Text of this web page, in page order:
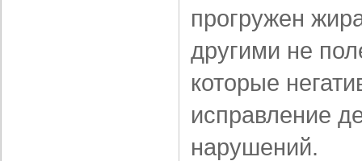
прогружен
другими не
которые
исправление
нарушений.